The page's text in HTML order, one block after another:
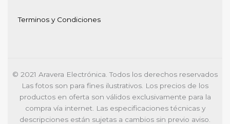
Terminos y Condiciones
© 2021 Aravera Electrónica. Todos los derechos reservados
Las fotos son para fines ilustrativos. Los precios de los
productos en oferta son válidos exclusivamente para la
compra vía internet. Las especificaciones técnicas y
descripciones están sujetas a cambios sin previo aviso.